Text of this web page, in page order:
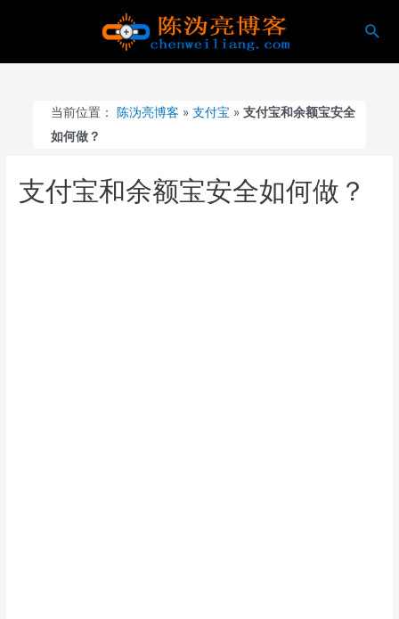
搜
当前位置： 陈沩亮博客 »支付宝 »支付宝和余额宝安全
如何做？
支付宝和余额宝安全如何做？